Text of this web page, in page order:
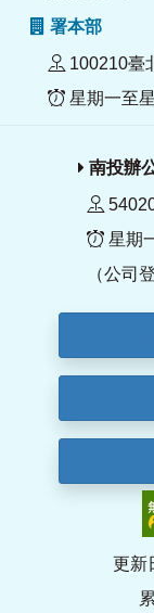
署本部
100210臺
星期一至
南投辦
星期
（公司
更新